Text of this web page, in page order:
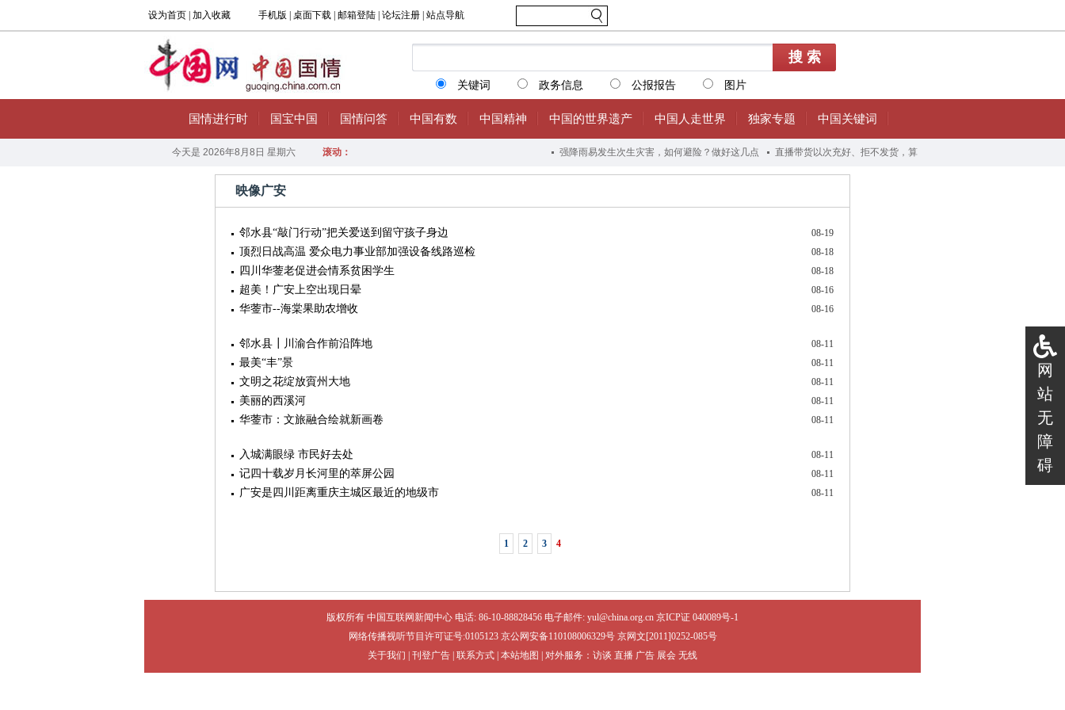
映像广安
08-19
邻水县“敲门行动”把关爱送到留守孩子身边
08-18
顶烈日战高温 爱众电力事业部加强设备线路巡检
08-18
四川华蓥老促进会情系贫困学生
08-16
超美！广安上空出现日晕
08-16
华蓥市--海棠果助农增收
08-11
邻水县┃川渝合作前沿阵地
08-11
最美“丰”景
08-11
文明之花绽放賨州大地
08-11
美丽的西溪河
08-11
华蓥市：文旅融合绘就新画卷
08-11
入城满眼绿 市民好去处
08-11
记四十载岁月长河里的萃屏公园
08-11
广安是四川距离重庆主城区最近的地级市
1 2 3 4
网
站
无
障
碍